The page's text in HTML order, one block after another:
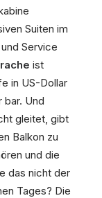
Suiten im
Service
ist
in US-Dollar
bar. Und
gleitet, gibt
Balkon zu
und die
das nicht der
Tages? Die